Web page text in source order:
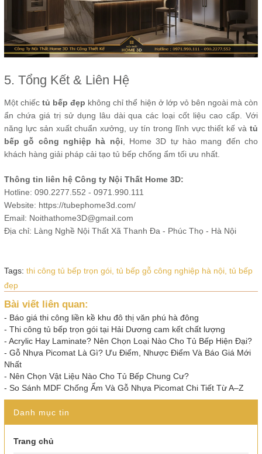
5. Tổng Kết & Liên Hệ
Một chiếctủ bếp đẹp không chỉ thể hiện ở lớp vỏ bên ngoài mà còn
ẩn chứa giá trị sử dụng lâu dài qua các loại cốt liệu cao cấp. Với
năng lực sản xuất chuẩn xưởng, uy tín trong lĩnh vực thiết kế và tủ
bếp gỗ công nghiệp hà nội , Home 3D tự hào mang đến cho
khách hàng giải pháp cải tạo tủ bếp chống ẩm tối ưu nhất.
Thông tin liên hệ Công ty Nội Thất Home 3D:
Hotline: 090.2277.552 - 0971.990.111
Website: https://tubephome3d.com/
Email: Noithathome3D@gmail.com
Địa chỉ: Làng Nghề Nội Thất Xã Thanh Đa - Phúc Thọ - Hà Nội
Tags: thi công tủ bếp trọn gói, tủ bếp gỗ công nghiệp hà nội, tủ bếp
đẹp
Bài viết liên quan:
- Báo giá thi công liền kề khu đô thị văn phú hà đông
- Thi công tủ bếp trọn gói tại Hải Dương cam kết chất lượng
- Acrylic Hay Laminate? Nên Chọn Loại Nào Cho Tủ Bếp Hiện Đại?
- Gỗ Nhựa Picomat Là Gì? Ưu Điểm, Nhược Điểm Và Báo Giá Mới
Nhất
- Nên Chọn Vật Liệu Nào Cho Tủ Bếp Chung Cư?
- So Sánh MDF Chống Ẩm Và Gỗ Nhựa Picomat Chi Tiết Từ A–Z
Danh mục tin
Trang chủ